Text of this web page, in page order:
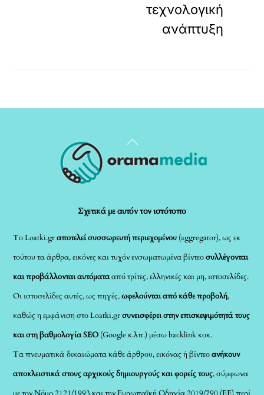
τεχνολογική
ανάπτυξη
Back
To
Σχετικά με αυτόν τον ιστότοπο
Το Loatki.grαποτελεί συσσωρευτή περιεχομένου (aggregator), ως εκ
τούτου τα άρθρα, εικόνες και τυχόν ενσωματωμένα βίντεοσυλλέγονται
και προβάλλονται αυτόματααπό τρίτες, ελληνικές και μη, ιστοσελίδες.
Οι ιστοσελίδες αυτές, ως πηγές,ωφελούνται από κάθε προβολή,
καθώς η εμφάνιση στο Loatki.grσυνεισφέρει στην επισκεψιμότητά τους
και στη βαθμολογία SEO (Google κ.λπ.) μέσω backlink κοκ.
Τα πνευματικά δικαιώματα κάθε άρθρου, εικόνας ή βίντεοανήκουν
αποκλειστικά στους αρχικούς δημιουργούς και φορείς τους, σύμφωνα